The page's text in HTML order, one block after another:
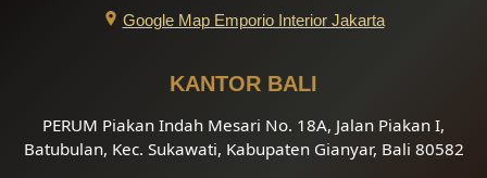
Google Map Emporio Interior Jakarta
KANTOR BALI
PERUM Piakan Indah Mesari No. 18A, Jalan Piakan I,
Batubulan, Kec. Sukawati, Kabupaten Gianyar, Bali 80582